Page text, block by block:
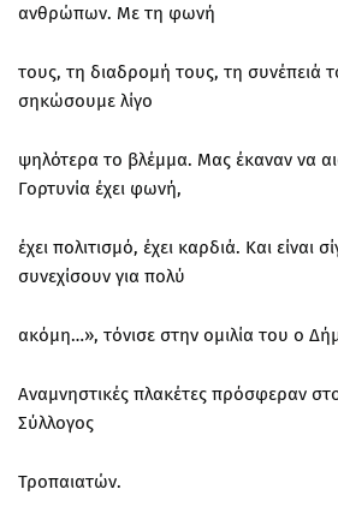
ανθρώπων. Με τη φωνή
τους, τη διαδρομή τους, τη συνέπειά
σηκώσουμε λίγο
ψηλότερα το βλέμμα. Μας έκαναν να
Γορτυνία έχει φωνή,
έχει πολιτισμό, έχει καρδιά. Και είναι
συνεχίσουν για πολύ
ακόμη…», τόνισε στην ομιλία του ο
Αναμνηστικές πλακέτες πρόσφεραν
Σύλλογος
Τροπαιατών.